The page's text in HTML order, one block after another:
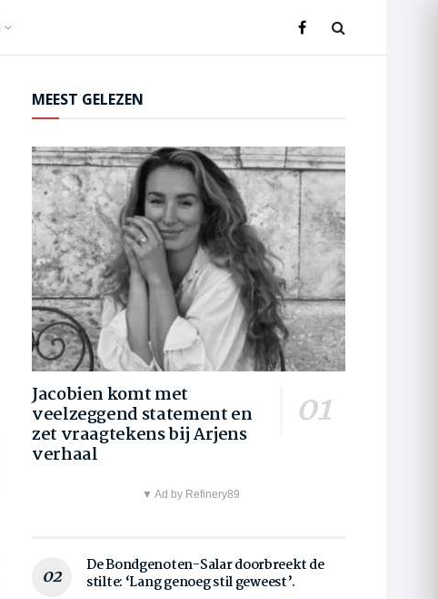
MEEST GELEZEN
Jacobien komt met
veelzeggend statement en
zet vraagtekens bij Arjens
verhaal
▼ Ad by Refinery89
De Bondgenoten-Salar doorbreekt de
stilte: ‘Lang genoeg stil geweest’.